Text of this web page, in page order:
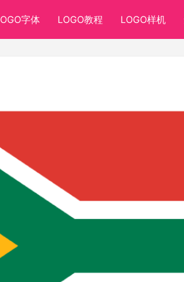
字体 LOGO教程 LOGO样机